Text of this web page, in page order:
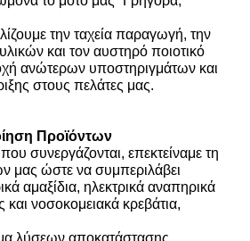
την ταχεία παραγωγή, την
και τον αυστηρό ποιοτικό
ανώτερων υποστηριγμάτων και
στους πελάτες μας.
Προϊόντων
συνεργάζονται, επεκτείναμε τη
μας ώστε να συμπεριλάβει
αμαξίδια, ηλεκτρικά αναπηρικά
και νοσοκομειακά κρεβάτια,
λύσεων αποκατάστασης.